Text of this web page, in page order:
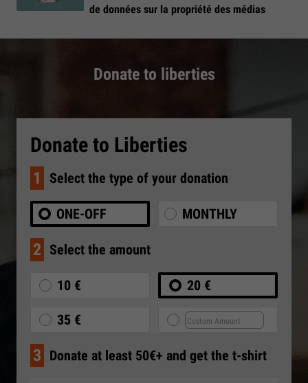
de données sur la propriété des médias
Donate to liberties
Donate to Liberties
1 Select the type of your donation
ONE-OFF MONTHLY
2 Select the amount
10 € 20 €
35 €
3 Donate at least 50€+ and get the t-shirt